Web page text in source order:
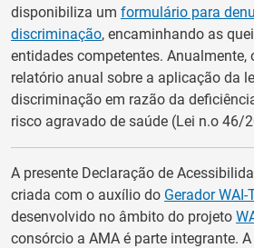
disponibiliza um formulário para
discriminação, encaminhando as
entidades competentes. Anualmente,
relatório anual sobre a aplicação da
discriminação em razão da
risco agravado de saúde (Lei n.o 46/
A presente Declaração de
criada com o auxílio do Gerador
desenvolvido no âmbito do projeto
consórcio a AMA é parte integrante.